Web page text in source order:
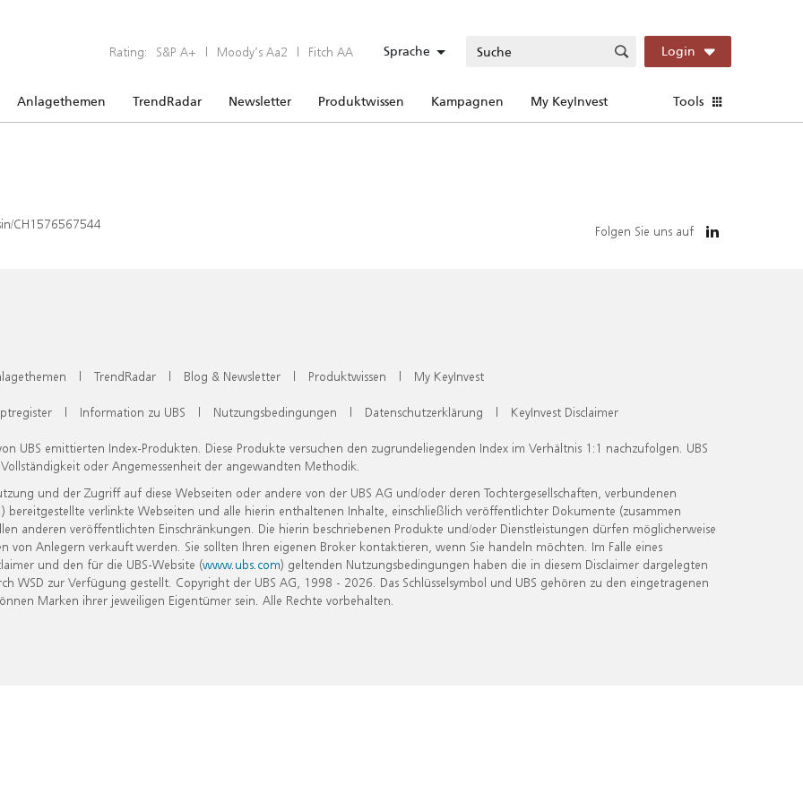
Rating: S&P A+ | Moody’s Aa2 | Fitch AA Sprache Login
Anlagethemen TrendRadar Newsletter Produktwissen Kampagnen My KeyInvest Tools
CH1576567544 Folgen Sie uns auf
| TrendRadar | Blog & Newsletter | Produktwissen | My KeyInvest
| Information zu UBS | Nutzungsbedingungen | Datenschutzerklärung | KeyInvest Disclaimer
UBS emittierten Index-Produkten. Diese Produkte versuchen den zugrundeliegenden Index im Verhältnis 1:1 nachzufolgen. UBS
oder Angemessenheit der angewandten Methodik.
und der Zugriff auf diese Webseiten oder andere von der UBS AG und/oder deren Tochtergesellschaften, verbundenen
verlinkte Webseiten und alle hierin enthaltenen Inhalte, einschließlich veröffentlichter Dokumente (zusammen
anderen veröffentlichten Einschränkungen. Die hierin beschriebenen Produkte und/oder Dienstleistungen dürfen möglicherweise
Anlegern verkauft werden. Sie sollten Ihren eigenen Broker kontaktieren, wenn Sie handeln möchten. Im Falle eines
und den für die UBS-Website (www.ubs.com) geltenden Nutzungsbedingungen haben die in diesem Disclaimer dargelegten
zur Verfügung gestellt. Copyright der UBS AG, 1998 - 2026. Das Schlüsselsymbol und UBS gehören zu den eingetragenen
Marken ihrer jeweiligen Eigentümer sein. Alle Rechte vorbehalten.